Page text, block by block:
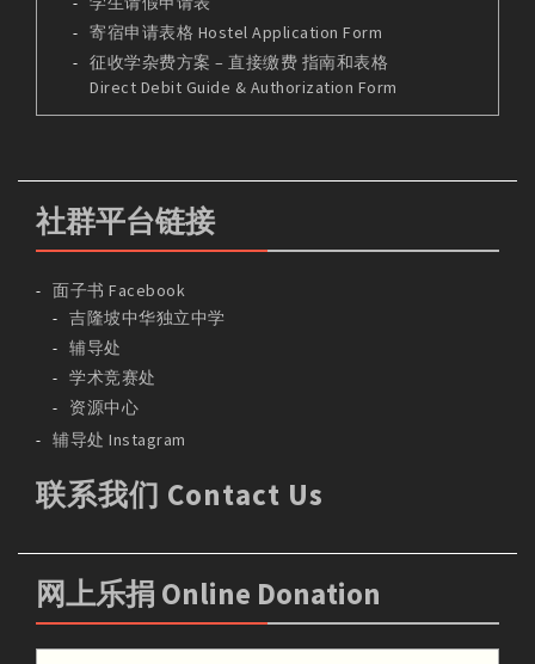
寄宿申请表格 Hostel Application Form
征收学杂费方案 – 直接缴费 指南和表格
Direct Debit Guide & Authorization Form
社群平台链接
面子书 Facebook
吉隆坡中华独立中学
辅导处
学术竞赛处
资源中心
辅导处 Instagram
联系我们 Contact Us
网上乐捐 Online Donation